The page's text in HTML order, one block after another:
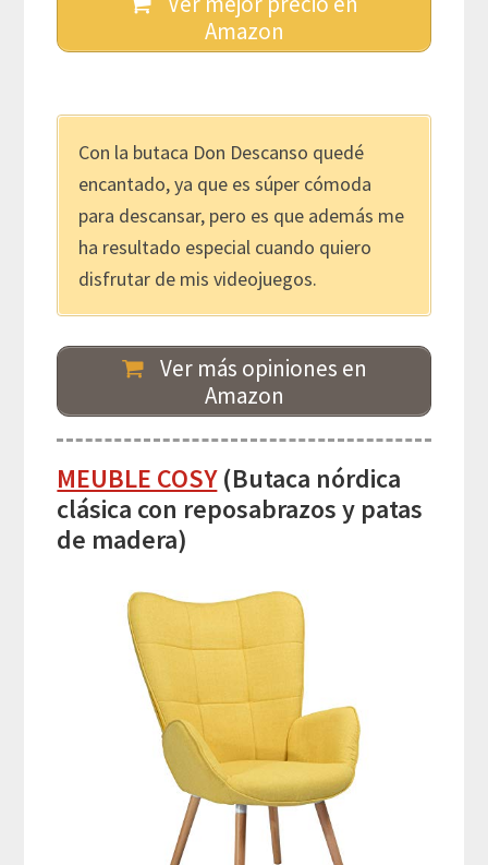
Amazon
Con la butaca Don Descanso quedé
encantado, ya que es súper cómoda
para descansar, pero es que además me
ha resultado especial cuando quiero
disfrutar de mis videojuegos.
Ver más opiniones en
Amazon
MEUBLE COSY(Butaca nórdica
clásica con reposabrazos y patas
de madera)